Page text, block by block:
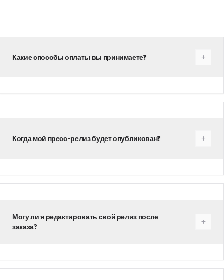
Какие способы оплаты вы принимаете?
Когда мой пресс-релиз будет опубликован?
Могу ли я редактировать свой релиз после
заказа?